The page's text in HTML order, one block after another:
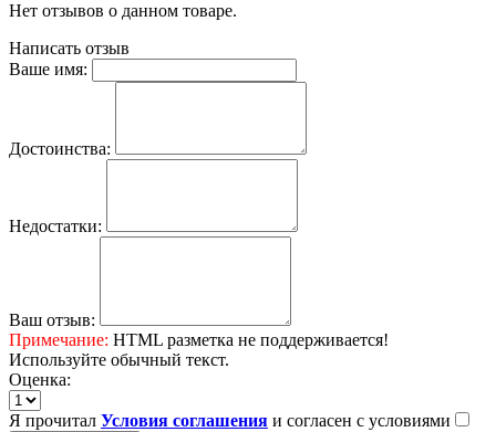
Нет отзывов о данном товаре.
Написать отзыв
Ваше имя:
Достоинства:
Недостатки:
Ваш отзыв:
Примечание: HTML разметка не поддерживается!
Используйте обычный текст.
Оценка:
Я прочитал Условия соглашения и согласен с условиями